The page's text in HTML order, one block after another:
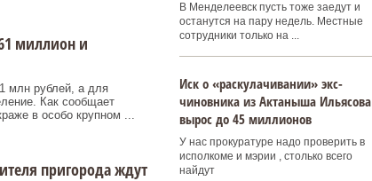
миллион и
млн рублей, а для
Как сообщает
в особо крупном ...
пригорода ждут
В Менделеевск пусть тоже заедут и
останутся на пару недель. Местные
сотрудники только на ...
Иск о «раскулачивании» экс-
чиновника из Актаныша Ильясова
вырос до 45 миллионов
У нас прокуратуре надо проверить в
исполкоме и мэрии , столько всего
найдут